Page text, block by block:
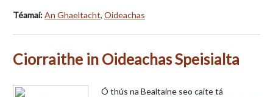
Téamaí:An Ghaeltacht, Oideachas
Ciorraithe in Oideachas Speisialta
Ó thús na Bealtaine seo caite tá